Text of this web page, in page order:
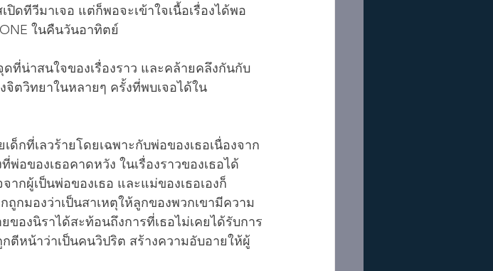
ดทีวีมาเจอ แต่ก็พอจะเข้าใจเนื้อเรื่องได้พอ
ในคืนวันอาทิตย์
ที่น่าสนใจของเรื่องราว และคล้ายคลึงกันกับ
ตวิทยาในหลายๆ ครั้งที่พบเจอได้ใน
กที่เลวร้ายโดยเฉพาะกับพ่อของเธอเนื่องจาก
อของเธอคาดหวัง ในเรื่องราวของเธอได้
กผู้เป็นพ่อของเธอ และแม่ของเธอเองก็
กมองว่าเป็นสาเหตุให้ลูกของพวกเขามีความ
ยของนิราได้สะท้อนถึงการที่เธอไม่เคยได้รับการ
หน้าว่าเป็นคนวิปริต สร้างความอับอายให้ผู้